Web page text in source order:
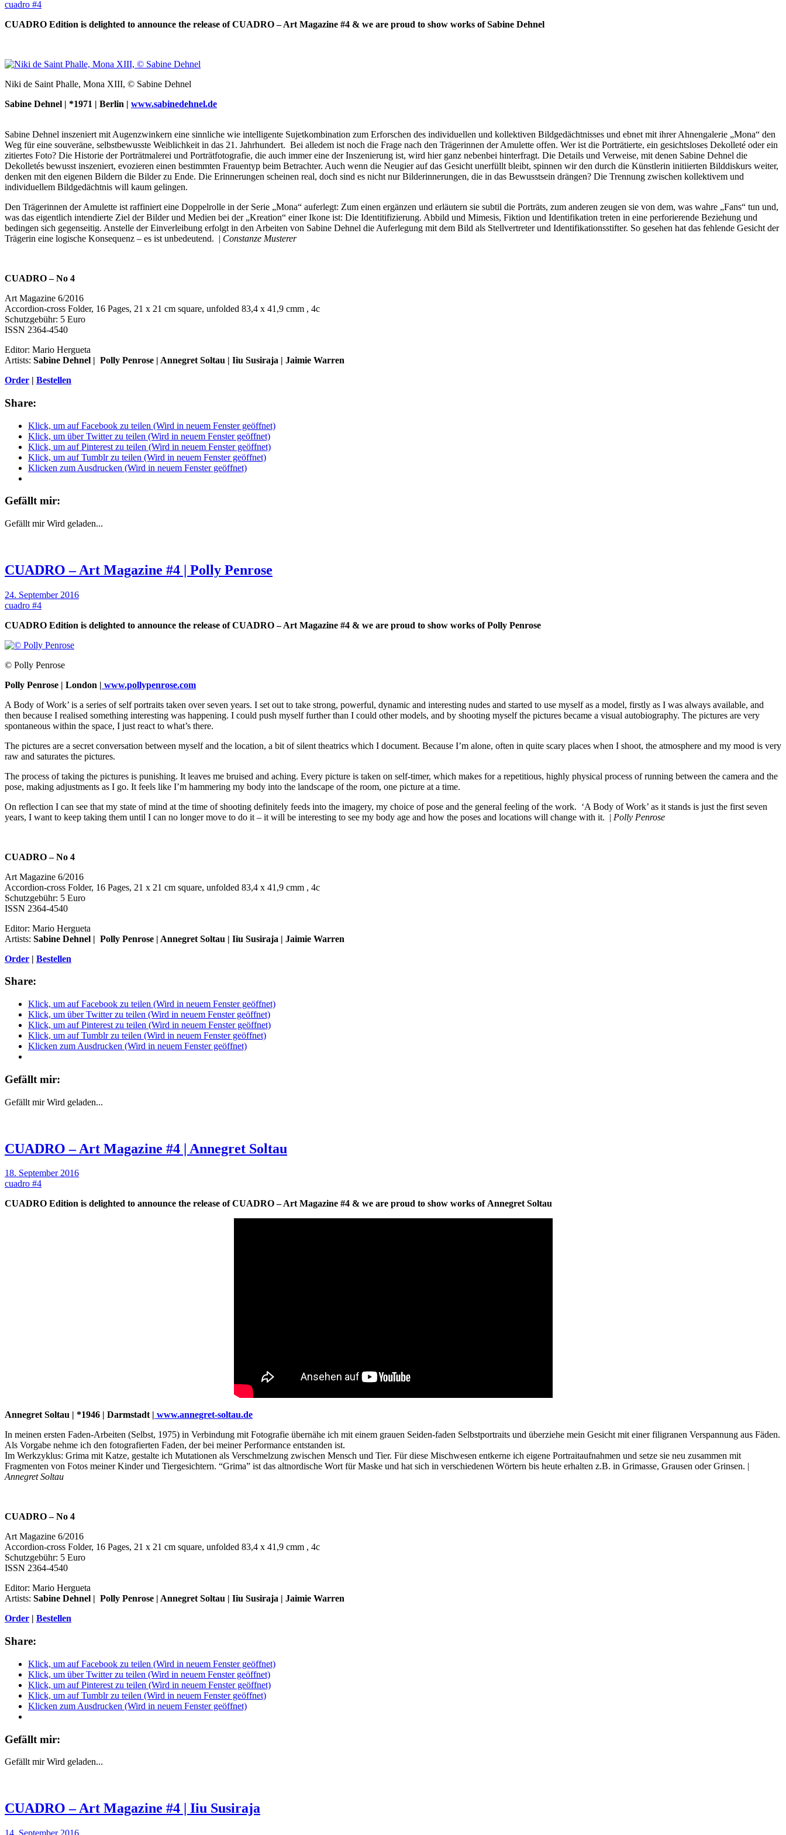
cuadro #4
CUADRO Edition is delighted to announce the release of CUADRO – Art Magazine #4 & we are proud to show works of Sabine Dehnel
Niki de Saint Phalle, Mona XIII, © Sabine Dehnel
Sabine Dehnel | *1971 | Berlin | www.sabinedehnel.de
Sabine Dehnel inszeniert mit Augenzwinkern eine sinnliche wie intelligente Sujetkombination zum Erforschen des individuellen und kollektiven Bildgedächtnisses und ebnet mit ihrer Ahnengalerie „Mona“ den
Weg für eine souveräne, selbstbewusste Weiblichkeit in das 21. Jahrhundert. Bei alledem ist noch die Frage nach den Trägerinnen der Amulette offen. Wer ist die Porträtierte, ein gesichtsloses Dekolleté oder ein
zitiertes Foto? Die Historie der Porträtmalerei und Porträtfotografie, die auch immer eine der Inszenierung ist, wird hier ganz nebenbei hinterfragt. Die Details und Verweise, mit denen Sabine Dehnel die
Dekolletés bewusst inszeniert, evozieren einen bestimmten Frauentyp beim Betrachter. Auch wenn die Neugier auf das Gesicht unerfüllt bleibt, spinnen wir den durch die Künstlerin initiierten Bilddiskurs weiter,
denken mit den eigenen Bildern die Bilder zu Ende. Die Erinnerungen scheinen real, doch sind es nicht nur Bilderinnerungen, die in das Bewusstsein drängen? Die Trennung zwischen kollektivem und
individuellem Bildgedächtnis will kaum gelingen.
Den Trägerinnen der Amulette ist raffiniert eine Doppelrolle in der Serie „Mona“ auferlegt: Zum einen ergänzen und erläutern sie subtil die Porträts, zum anderen zeugen sie von dem, was wahre „Fans“ tun und,
was das eigentlich intendierte Ziel der Bilder und Medien bei der „Kreation“ einer Ikone ist: Die Identitifizierung. Abbild und Mimesis, Fiktion und Identifikation treten in eine perforierende Beziehung und
bedingen sich gegenseitig. Anstelle der Einverleibung erfolgt in den Arbeiten von Sabine Dehnel die Auferlegung mit dem Bild als Stellvertreter und Identifikationsstifter. So gesehen hat das fehlende Gesicht der
Trägerin eine logische Konsequenz – es ist unbedeutend. | Constanze Musterer
CUADRO – No 4
Art Magazine 6/2016
Accordion-cross Folder, 16 Pages, 21 x 21 cm square, unfolded 83,4 x 41,9 cmm , 4c
Schutzgebühr: 5 Euro
ISSN 2364-4540
Editor: Mario Hergueta
Artists: Sabine Dehnel | Polly Penrose | Annegret Soltau | Iiu Susiraja | Jaimie Warren
Order | Bestellen
Share:
Klick, um auf Facebook zu teilen (Wird in neuem Fenster geöffnet)
Klick, um über Twitter zu teilen (Wird in neuem Fenster geöffnet)
Klick, um auf Pinterest zu teilen (Wird in neuem Fenster geöffnet)
Klick, um auf Tumblr zu teilen (Wird in neuem Fenster geöffnet)
Klicken zum Ausdrucken (Wird in neuem Fenster geöffnet)
Gefällt mir:
Gefällt mir Wird geladen...
CUADRO – Art Magazine #4 | Polly Penrose
24. September 2016
cuadro #4
CUADRO Edition is delighted to announce the release of CUADRO – Art Magazine #4 & we are proud to show works ofPolly Penrose
© Polly Penrose
Polly Penrose | London | www.pollypenrose.com
A Body of Work’ is a series of self portraits taken over seven years. I set out to take strong, powerful, dynamic and interesting nudes and started to use myself as a model, firstly as I was always available, and
then because I realised something interesting was happening. I could push myself further than I could other models, and by shooting myself the pictures became a visual autobiography. The pictures are very
spontaneous within the space, I just react to what’s there.
The pictures are a secret conversation between myself and the location, a bit of silent theatrics which I document. Because I’m alone, often in quite scary places when I shoot, the atmosphere and my mood is very
raw and saturates the pictures.
The process of taking the pictures is punishing. It leaves me bruised and aching. Every picture is taken on self-timer, which makes for a repetitious, highly physical process of running between the camera and the
pose, making adjustments as I go. It feels like I’m hammering my body into the landscape of the room, one picture at a time.
On reflection I can see that my state of mind at the time of shooting definitely feeds into the imagery, my choice of pose and the general feeling of the work. ‘A Body of Work’ as it stands is just the first seven
years, I want to keep taking them until I can no longer move to do it – it will be interesting to see my body age and how the poses and locations will change with it. | Polly Penrose
CUADRO – No 4
Art Magazine 6/2016
Accordion-cross Folder, 16 Pages, 21 x 21 cm square, unfolded 83,4 x 41,9 cmm , 4c
Schutzgebühr: 5 Euro
ISSN 2364-4540
Editor: Mario Hergueta
Artists: Sabine Dehnel | Polly Penrose | Annegret Soltau | Iiu Susiraja | Jaimie Warren
Order | Bestellen
Share:
Klick, um auf Facebook zu teilen (Wird in neuem Fenster geöffnet)
Klick, um über Twitter zu teilen (Wird in neuem Fenster geöffnet)
Klick, um auf Pinterest zu teilen (Wird in neuem Fenster geöffnet)
Klick, um auf Tumblr zu teilen (Wird in neuem Fenster geöffnet)
Klicken zum Ausdrucken (Wird in neuem Fenster geöffnet)
Gefällt mir:
Gefällt mir Wird geladen...
CUADRO – Art Magazine #4 | Annegret Soltau
18. September 2016
cuadro #4
CUADRO Edition is delighted to announce the release of CUADRO – Art Magazine #4 & we are proud to show works ofAnnegret Soltau
Annegret Soltau | *1946 | Darmstadt | www.annegret-soltau.de
In meinen ersten Faden-Arbeiten (Selbst, 1975) in Verbindung mit Fotografie übernähe ich mit einem grauen Seiden-faden Selbstportraits und überziehe mein Gesicht mit einer filigranen Verspannung aus Fäden.
Als Vorgabe nehme ich den fotografierten Faden, der bei meiner Performance entstanden ist.
Im Werkzyklus: Grima mit Katze, gestalte ich Mutationen als Verschmelzung zwischen Mensch und Tier. Für diese Mischwesen entkerne ich eigene Portraitaufnahmen und setze sie neu zusammen mit
Fragmenten von Fotos meiner Kinder und Tiergesichtern. “Grima” ist das altnordische Wort für Maske und hat sich in verschiedenen Wörtern bis heute erhalten z.B. in Grimasse, Grausen oder Grinsen. |
Annegret Soltau
CUADRO – No 4
Art Magazine 6/2016
Accordion-cross Folder, 16 Pages, 21 x 21 cm square, unfolded 83,4 x 41,9 cmm , 4c
Schutzgebühr: 5 Euro
ISSN 2364-4540
Editor: Mario Hergueta
Artists: Sabine Dehnel | Polly Penrose | Annegret Soltau | Iiu Susiraja | Jaimie Warren
Order | Bestellen
Share:
Klick, um auf Facebook zu teilen (Wird in neuem Fenster geöffnet)
Klick, um über Twitter zu teilen (Wird in neuem Fenster geöffnet)
Klick, um auf Pinterest zu teilen (Wird in neuem Fenster geöffnet)
Klick, um auf Tumblr zu teilen (Wird in neuem Fenster geöffnet)
Klicken zum Ausdrucken (Wird in neuem Fenster geöffnet)
Gefällt mir:
Gefällt mir Wird geladen...
CUADRO – Art Magazine #4 | Iiu Susiraja